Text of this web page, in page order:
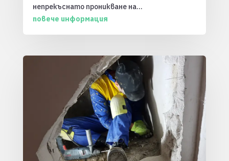
непрекъснато проникване на...
повече информация